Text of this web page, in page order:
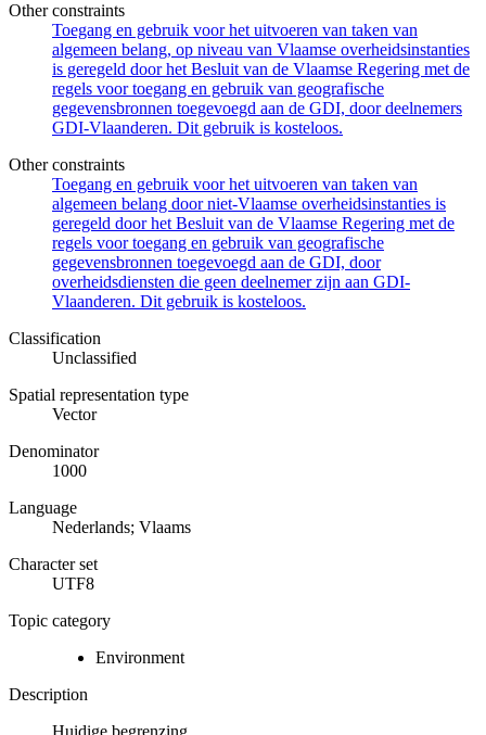
Other constraints
Toegang en gebruik voor het uitvoeren van taken van
algemeen belang, op niveau van Vlaamse overheidsinstanties
is geregeld door het Besluit van de Vlaamse Regering met de
regels voor toegang en gebruik van geografische
gegevensbronnen toegevoegd aan de GDI, door deelnemers
GDI-Vlaanderen. Dit gebruik is kosteloos.
Other constraints
Toegang en gebruik voor het uitvoeren van taken van
algemeen belang door niet-Vlaamse overheidsinstanties is
geregeld door het Besluit van de Vlaamse Regering met de
regels voor toegang en gebruik van geografische
gegevensbronnen toegevoegd aan de GDI, door
overheidsdiensten die geen deelnemer zijn aan GDI-
Vlaanderen. Dit gebruik is kosteloos.
Classification
Unclassified
Spatial representation type
Vector
Denominator
1000
Language
Nederlands; Vlaams
Character set
UTF8
Topic category
Environment
Description